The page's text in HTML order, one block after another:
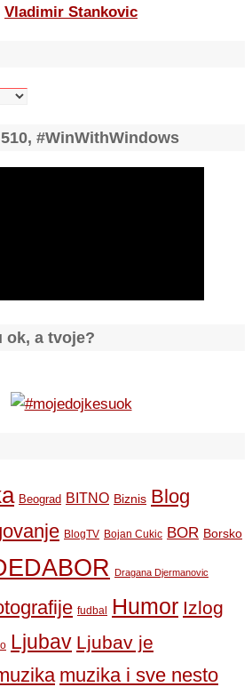
Vladimir Stankovic
#WinWithWindows
ok, a tvoje?
Beograd BITNO Biznis Blog
BlogTV Bojan Cukic BOR Borsko
Dragana Djermanovic
fudbal Humor Izlog
Ljubav Ljubav je
muzika i sve nesto